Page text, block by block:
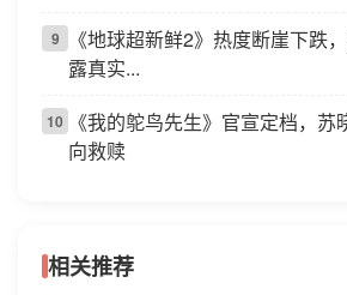
9
《地球超新鲜2》热度断崖下跌
露真实...
10
《我的鸵鸟先生》官宣定档，苏
向救赎
相关推荐